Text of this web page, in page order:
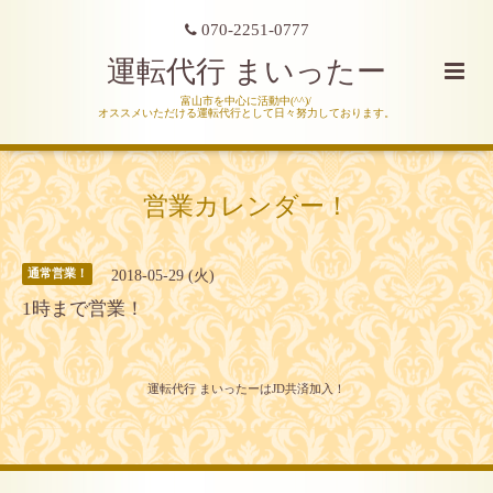
070-2251-0777
運転代行 まいったー
富山市を中心に活動中(^^)/
オススメいただける運転代行として日々努力しております。
営業カレンダー！
通常営業！ 2018-05-29 (火)
1時まで営業！
運転代行 まいったーはJD共済加入！